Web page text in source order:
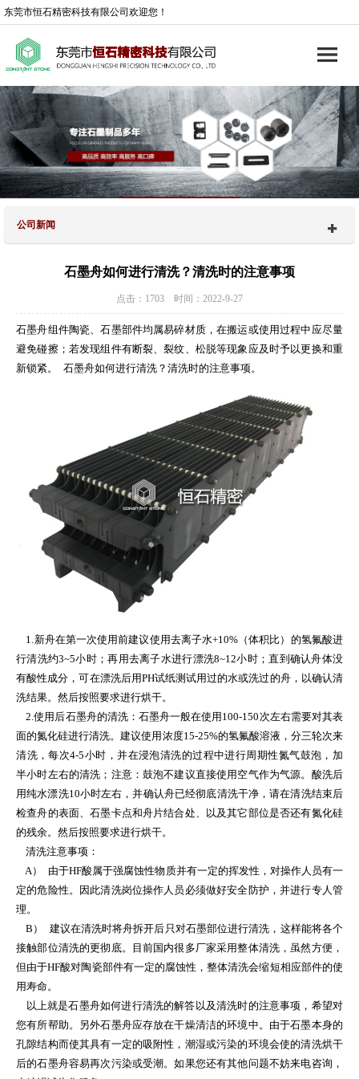
东莞市恒石精密科技有限公司欢迎您！
公司新闻
石墨舟如何进行清洗？清洗时的注意事项
点击：1703 时间：2022-9-27
石墨舟组件陶瓷、石墨部件均属易碎材质，在搬运或使用过程中应尽量
避免碰擦；若发现组件有断裂、裂纹、松脱等现象应及时予以更换和重
新锁紧。 石墨舟如何进行清洗？清洗时的注意事项。
1.新舟在第一次使用前建议使用去离子水+10%（体积比）的氢氟酸进
行清洗约3~5小时；再用去离子水进行漂洗8~12小时；直到确认舟体没
有酸性成分，可在漂洗后用PH试纸测试用过的水或洗过的舟，以确认清
洗结果。然后按照要求进行烘干。
2.使用后石墨舟的清洗：石墨舟一般在使用100-150次左右需要对其表
面的氮化硅进行清洗。建议使用浓度15-25%的氢氟酸溶液，分三轮次来
清洗，每次4-5小时，并在浸泡清洗的过程中进行周期性氮气鼓泡，加
半小时左右的清洗；注意：鼓泡不建议直接使用空气作为气源。酸洗后
用纯水漂洗10小时左右，并确认舟已经彻底清洗干净，请在清洗结束后
检查舟的表面、石墨卡点和舟片结合处、以及其它部位是否还有氮化硅
的残余。然后按照要求进行烘干。
清洗注意事项：
A） 由于HF酸属于强腐蚀性物质并有一定的挥发性，对操作人员有一
定的危险性。因此清洗岗位操作人员必须做好安全防护，并进行专人管
理。
B） 建议在清洗时将舟拆开后只对石墨部位进行清洗，这样能将各个
接触部位清洗的更彻底。目前国内很多厂家采用整体清洗，虽然方便，
但由于HF酸对陶瓷部件有一定的腐蚀性，整体清洗会缩短相应部件的使
用寿命。
以上就是石墨舟如何进行清洗的解答以及清洗时的注意事项，希望对
您有所帮助。另外石墨舟应存放在干燥清洁的环境中。由于石墨本身的
孔隙结构而使其具有一定的吸附性，潮湿或污染的环境会使的清洗烘干
后的石墨舟容易再次污染或受潮。如果您还有其他问题不妨来电咨询，